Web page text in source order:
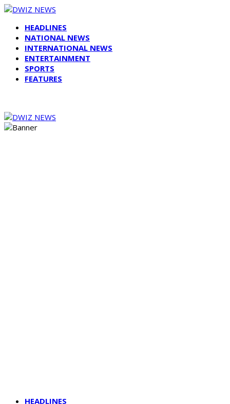
HEADLINES
NATIONAL NEWS
INTERNATIONAL NEWS
ENTERTAINMENT
SPORTS
FEATURES
HEADLINES